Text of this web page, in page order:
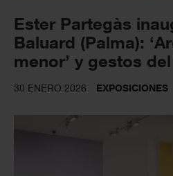
Ester Partegàs
Baluard (Palma):
menor’ y gestos
30 ENERO 2026 EXPOSICIONES